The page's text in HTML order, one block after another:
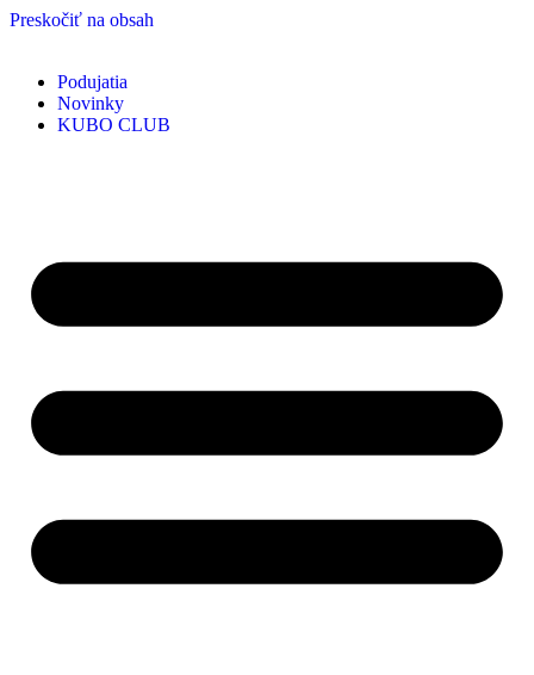
Preskočiť na obsah
Podujatia
Novinky
KUBO CLUB